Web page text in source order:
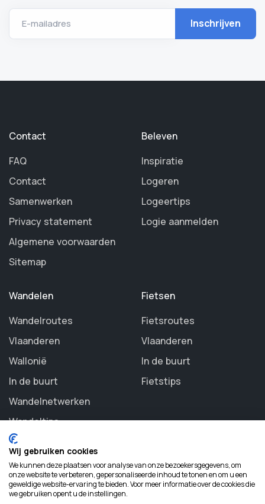
E-mailadres
Contact
FAQ
Contact
Samenwerken
Privacy statement
Algemene voorwaarden
Sitemap
Beleven
Inspiratie
Logeren
Logeertips
Logie aanmelden
Wandelen
Wandelroutes
Vlaanderen
Wallonië
In de buurt
Wandelnetwerken
Wandeltips
Fietsen
Fietsroutes
Vlaanderen
In de buurt
Fietstips
©2026 Routezoeker. All rights reserved.
Wij gebruiken cookies
We kunnen deze plaatsen voor analyse van onze bezoekersgegevens, om
onze website te verbeteren, gepersonaliseerde inhoud te tonen en om u een
geweldige website-ervaring te bieden. Voor meer informatie over de cookies die
we gebruiken opent u de instellingen.